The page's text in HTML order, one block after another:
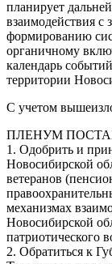
планирует
взаимодействия с
формированию
органичному
календарь
территории
С учетом
ПЛЕНУМ
1. Одобрить и
Новосибирской
ветеранов
механизмах
Новосибирской
патриотического
2. Обратиться к